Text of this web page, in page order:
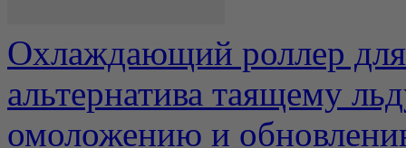
Охлаждающий роллер
альтернатива таящему
омоложению и